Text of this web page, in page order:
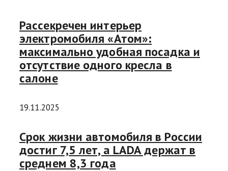
Рассекречен интерьер
электромобиля «Атом»:
максимально удобная посадка и
отсутствие одного кресла в
салоне
19.11.2025
Срок жизни автомобиля в России
достиг 7,5 лет, а LADA держат в
среднем 8,3 года